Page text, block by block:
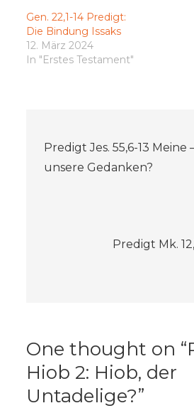
Gen. 22,1-14 Predigt:
Die Bindung Issaks
12. März 2024
In "Erstes Testament"
Predigt Jes. 55,6-13 Meine
unsere Gedanken?
Predigt Mk.
One thought on “
Hiob 2: Hiob, der
Untadelige?”